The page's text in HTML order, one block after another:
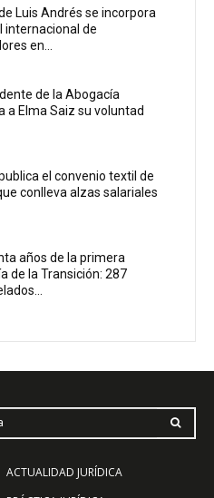
Luis Andrés se incorpora
internacional de
en...
de la Abogacía
a Elma Saiz su voluntad
publica el convenio textil de
conlleva alzas salariales
años de la primera
de la Transición: 287
ACTUALIDAD JURÍDICA